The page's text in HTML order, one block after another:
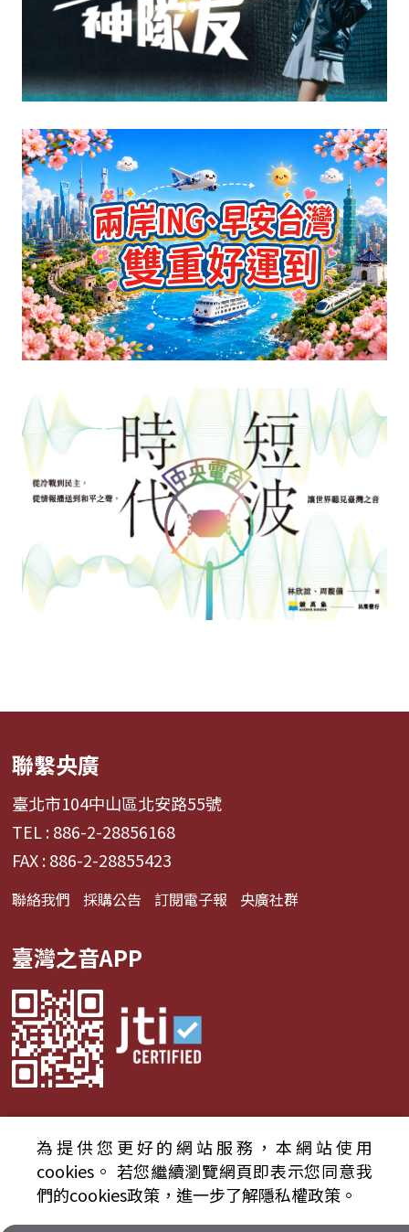
聯繫央廣
臺北市104中山區北安路55號
TEL : 886-2-28856168
FAX : 886-2-28855423
聯絡我們 採購公告 訂閱電子報 央廣社群
臺灣之音APP
© 2024財團法人中央廣播電臺 版權所有
資通安全政策聲明
服務條款 隱私權條款
為提供您更好的網站服務，本網站使用
cookies。 若您繼續瀏覽網頁即表示您同意我
們的cookies政策，進一步了解隱私權政策。